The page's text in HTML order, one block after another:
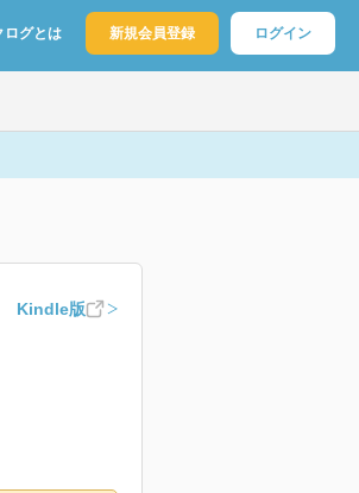
ログとは 新規会員登録 ログイン
Kindle版